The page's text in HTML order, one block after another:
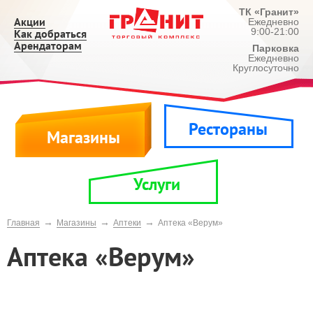
Акции
Как добраться
Арендаторам
ТК «Гранит»
Ежедневно
9:00-21:00
Парковка
Ежедневно
Круглосуточно
Магазины Рестораны
Услуги
Главная → Магазины → Аптеки → Аптека «Верум»
Аптека «Верум»